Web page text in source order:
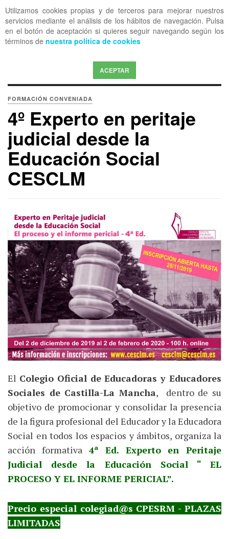
Utilizamos cookies propias y de terceros para mejorar nuestros
servicios mediante el análisis de los hábitos de navegación. Pulsa
en el botón de aceptación si quieres seguir navegando según los
términos de nuestra política de cookies
ACEPTAR
OFF CANVAS
FORMACIÓN CONVENIADA
4º Experto en peritaje
judicial desde la
Educación Social
CESCLM
El Colegio Oficial de Educadoras y Educadores
Sociales de Castilla-La Mancha, dentro de su
objetivo de promocionar y consolidar la presencia
de la figura profesional del Educador y la Educadora
Social en todos los espacios y ámbitos, organiza la
acción formativa4ª Ed. Experto en Peritaje
Judicial desde la Educación Social “ EL
PROCESO Y EL INFORME PERICIAL”.
Precio especial colegiad@s CPESRM - PLAZAS
LIMITADAS